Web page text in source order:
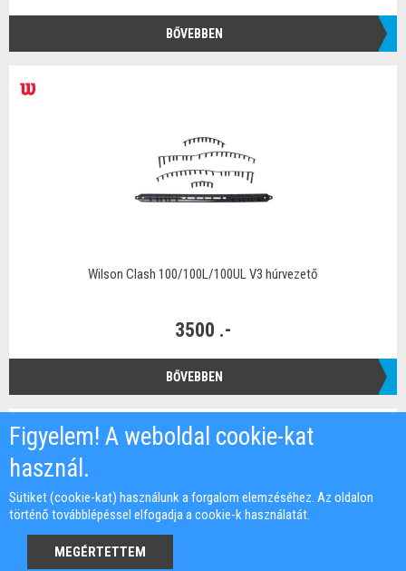
BŐVEBBEN
Wilson Clash 100/100L/100UL V3 húrvezető
3500 .-
BŐVEBBEN
Figyelem! A weboldal cookie-kat
használ.
Sütiket (cookie-kat) használunk a forgalom elemzéséhez. Az oldalon
történő továbblépéssel elfogadja a cookie-k használatát.
MEGÉRTETTEM